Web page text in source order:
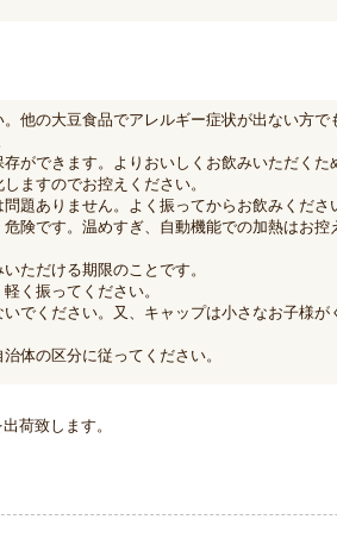
他の大豆食品でアレルギー症状が出ない方
ができます。よりおいしくお飲みいただくた
ますのでお控えください。
題ありません。よく振ってからお飲みくださ
険です。温めすぎ、自動機能での加熱はお
ただける期限のことです。
く振ってください。
でください。又、キャップは小さなお子様
体の区分に従ってください。
荷致します。